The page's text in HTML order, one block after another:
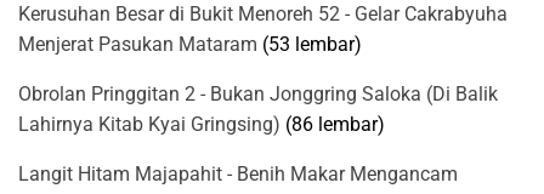
Kerusuhan Besar di Bukit Menoreh 52 - Gelar Cakrabyuha
Menjerat Pasukan Mataram (53 lembar)
Obrolan Pringgitan 2 - Bukan Jonggring Saloka (Di Balik
Lahirnya Kitab Kyai Gringsing) (86 lembar)
Langit Hitam Majapahit - Benih Makar Mengancam